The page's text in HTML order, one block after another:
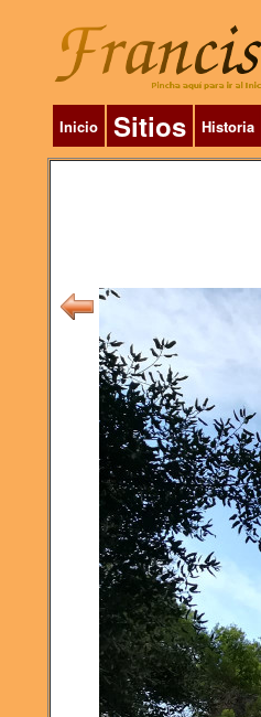
Inicio Sitios Historia